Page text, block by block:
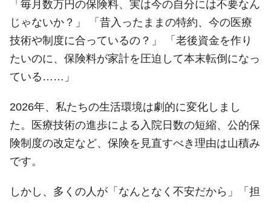
「毎月数万円の保険料、実は今の自分には不要なん
じゃないか？」 「昔入ったままの特約、今の医療
技術や制度に合っているの？」 「老後資金を作り
たいのに、保険料が家計を圧迫して本末転倒になっ
ている……」
2026年、私たちの生活環境は劇的に変化しまし
た。医療技術の進歩による入院日数の短縮、公的保
険制度の改定など、保険を見直すべき理由は山積み
です。
しかし、多くの人が「なんとなく不安だから」「担